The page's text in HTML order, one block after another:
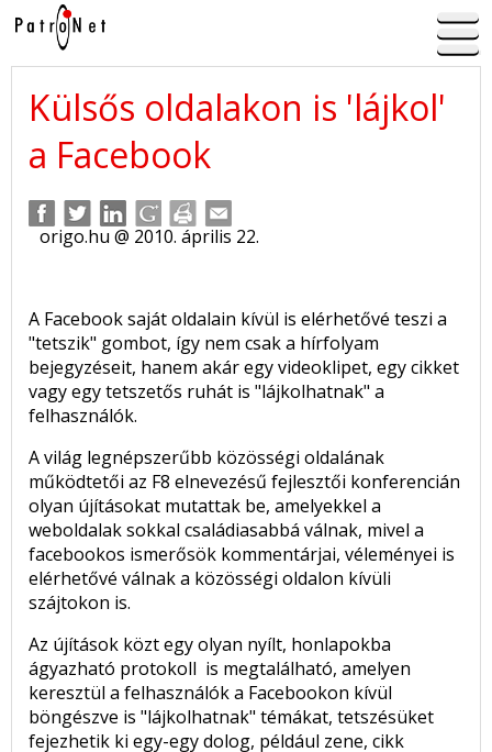
Külsős oldalakon is 'lájkol'
a Facebook
origo.hu @ 2010. április 22.
A Facebook saját oldalain kívül is elérhetővé teszi a
"tetszik" gombot, így nem csak a hírfolyam
bejegyzéseit, hanem akár egy videoklipet, egy cikket
vagy egy tetszetős ruhát is "lájkolhatnak" a
felhasználók.
A világ legnépszerűbb közösségi oldalának
működtetői az F8 elnevezésű fejlesztői konferencián
olyan újításokat mutattak be, amelyekkel a
weboldalak sokkal családiasabbá válnak, mivel a
facebookos ismerősök kommentárjai, véleményei is
elérhetővé válnak a közösségi oldalon kívüli
szájtokon is.
Az újítások közt egy olyan nyílt, honlapokba
ágyazható protokoll is megtalálható, amelyen
keresztül a felhasználók a Facebookon kívül
böngészve is "lájkolhatnak" témákat, tetszésüket
fejezhetik ki egy-egy dolog, például zene, cikk